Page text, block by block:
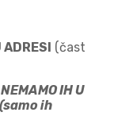
ADRESI (čast
IH U
(samo ih